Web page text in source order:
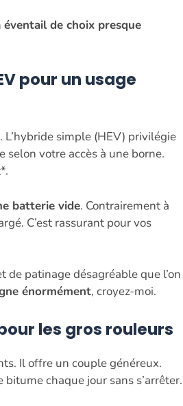
éventail de choix presque
pour un usage
simple (HEV) privilégie
selon votre accès à une borne.
batterie vide. Contrairement à
C’est rassurant pour vos
patinage désagréable que l’on
énormément, croyez-moi.
les gros rouleurs
Il offre un couple généreux.
bitume chaque jour sans s’arrêter.